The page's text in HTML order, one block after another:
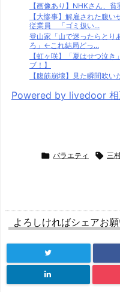
【画像あり】NHKさん、
【大惨事】解雇された腹
従業員 「ゴミ扱い...
登山家「山で迷ったらとり
ろ」←これ結局どっ...
【虹ヶ咲】「夏はせつ泣
ブ！】
【腹筋崩壊】見た瞬間吹
Powered by livedoor 相
 バラエティ  三
よろしければシェアお